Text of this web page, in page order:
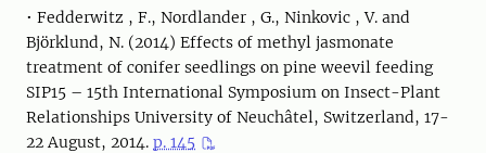
• Fedderwitz , F., Nordlander , G., Ninkovic , V. and
Björklund, N. (2014) Effects of methyl jasmonate
treatment of conifer seedlings on pine weevil feeding
SIP15 – 15th International Symposium on Insect-Plant
Relationships University of Neuchâtel, Switzerland, 17-
22 August, 2014. p. 145